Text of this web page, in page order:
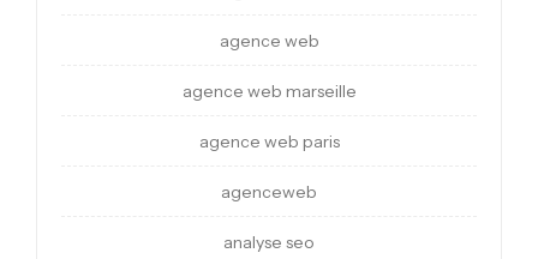
agence web
agence web marseille
agence web paris
agenceweb
analyse seo